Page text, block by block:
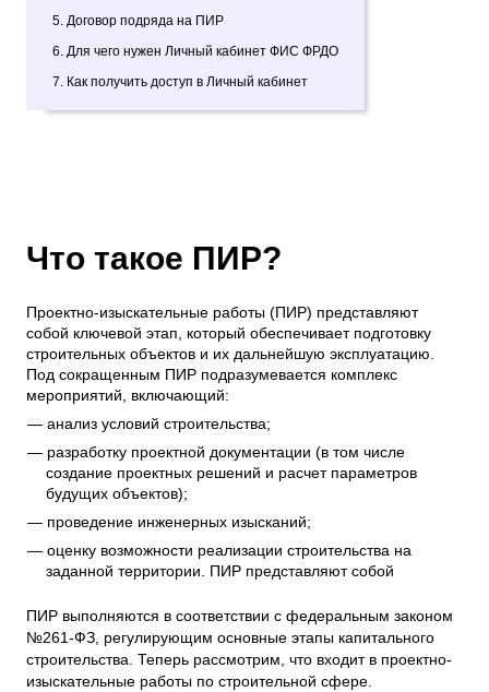
5. Договор подряда на ПИР
6. Для чего нужен Личный кабинет ФИС ФРДО
7. Как получить доступ в Личный кабинет
Что такое ПИР?
Проектно-изыскательные работы (ПИР) представляют
собой ключевой этап, который обеспечивает подготовку
строительных объектов и их дальнейшую эксплуатацию.
Под сокращенным ПИР подразумевается комплекс
мероприятий, включающий:
анализ условий строительства;
разработку проектной документации (в том числе
создание проектных решений и расчет параметров
будущих объектов);
проведение инженерных изысканий;
оценку возможности реализации строительства на
заданной территории. ПИР представляют собой
ПИР выполняются в соответствии с федеральным законом
№261-ФЗ, регулирующим основные этапы капитального
строительства. Теперь рассмотрим, что входит в проектно-
изыскательные работы по строительной сфере.